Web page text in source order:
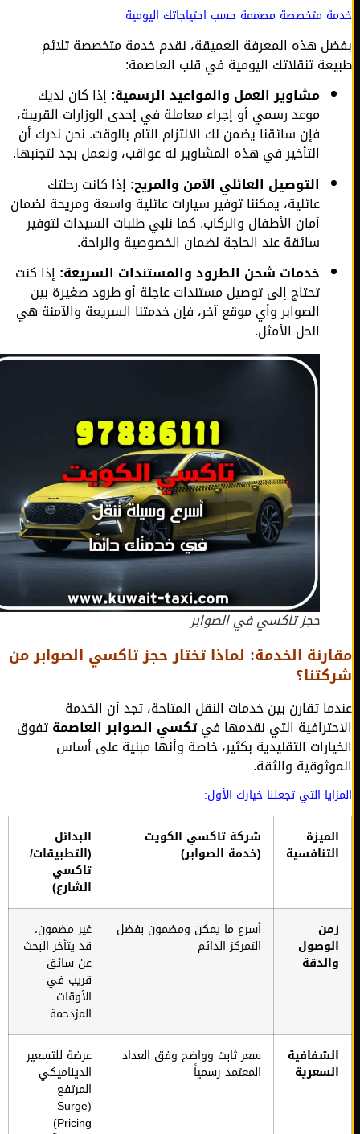
متخصصة مصممة حسب احتياجاتك اليومية
هذه المعرفة العميقة، نقدم خدمة متخصصة تلائم
تنقلاتك اليومية في قلب العاصمة:
مشاوير العمل والمواعيد الرسمية:إذا كان لديك
موعد رسمي أو إجراء معاملة في إحدى الوزارات القريبة،
فإن سائقنا يضمن لك الالتزام التام بالوقت. نحن ندرك أن
التأخير في هذه المشاوير له عواقب، ونعمل بجد لتجنبها.
التوصيل العائلي الآمن والمريح:إذا كانت رحلتك
عائلية، يمكننا توفير سيارات عائلية واسعة ومريحة لضمان
أمان الأطفال والركاب. كما نلبي طلبات السيدات لتوفير
سائقة عند الحاجة لضمان الخصوصية والراحة.
خدمات شحن الطرود والمستندات السريعة:إذا كنت
تحتاج إلى توصيل مستندات عاجلة أو طرود صغيرة بين
الصوابر وأي موقع آخر، فإن خدمتنا السريعة والآمنة هي
الحل الأمثل.
حجز تاكسي في الصوابر
الخدمة: لماذا تختار حجز تاكسي الصوابر من
تقارن بين خدمات النقل المتاحة، تجد أن الخدمة
التي نقدمها في تكسي الصوابر العاصمةتفوق
التقليدية بكثير، خاصة وأنها مبنية على أساس
والثقة.
التي تجعلنا خيارك الأول:
شركة تاكسي الكويت
(خدمة الصوابر)
البدائل
(التطبيقات/
تاكسي
الشارع)
أسرع ما يمكن ومضمون بفضل
التمركز الدائم
غير مضمون،
قد يتأخر البحث
عن سائق
قريب في
الأوقات
المزدحمة
سعر ثابت وواضح وفق العداد
المعتمد رسمياً
عرضة للتسعير
الديناميكي
المرتفع
(Surge
Pricing)